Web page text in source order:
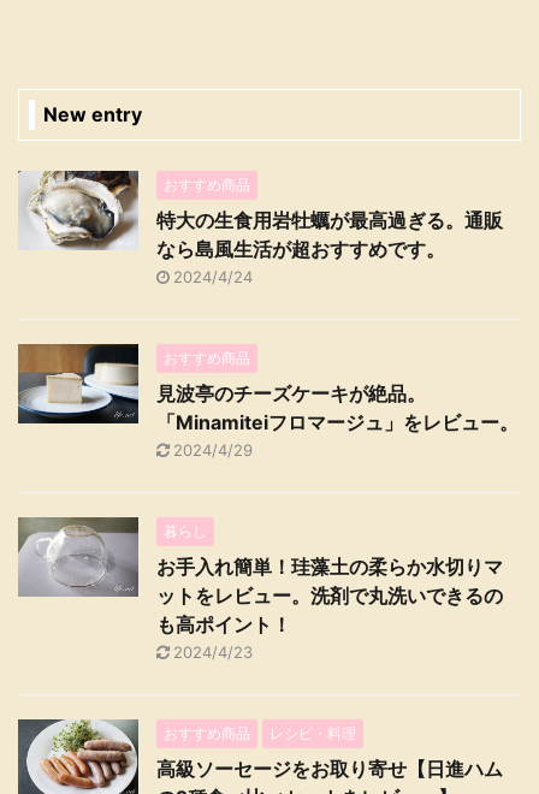
New entry
おすすめ商品
特大の生食用岩牡蠣が最高過ぎる。通販
なら島風生活が超おすすめです。
2024/4/24
おすすめ商品
見波亭のチーズケーキが絶品。
「Minamiteiフロマージュ」をレビュー。
2024/4/29
暮らし
お手入れ簡単！珪藻土の柔らか水切りマ
ットをレビュー。洗剤で丸洗いできるの
も高ポイント！
2024/4/23
おすすめ商品 レシピ・料理
高級ソーセージをお取り寄せ【日進ハム